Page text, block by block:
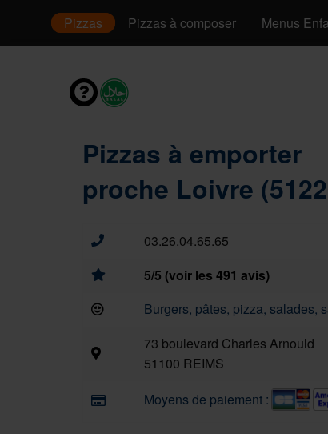
Pizzas Pizzas à composer Menus
Pizzas à emporter
proche Loivre
03.26.04.65.65
5/5 (voir les 491 avis)
Burgers, pâtes, pizza, salades,
73 boulevard Charles Arnould
51100 REIMS
Moyens de paiement :